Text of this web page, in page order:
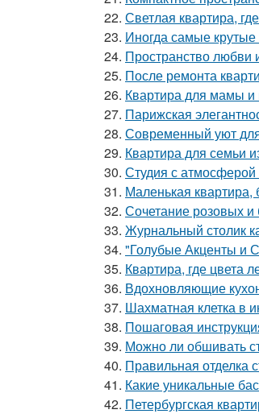
22. Светлая квартира,
23. Иногда самые
24. Пространство любви
25. После ремонта
26. Квартира для мамы и
27. Парижская
28. Современный уют
29. Квартира для семьи
30. Студия с
31. Маленькая
32. Сочетание розовых и
33. Журнальный столик
34. "Голубые Акценты и
35. Квартира, где цвета
36. Вдохновляющие
37. Шахматная клетка в
38. Пошаговая
39. Можно ли обшивать
40. Правильная отделка
41. Какие уникальные
42. Петербургская